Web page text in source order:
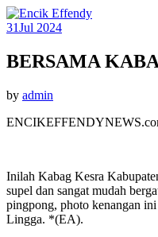
31Jul 2024
BERSAMA
by admin
Inilah Kabag Kesra
supel dan sangat mudah
pingpong, photo kenangan
Lingga. *(EA).